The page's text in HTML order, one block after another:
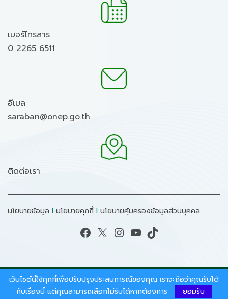
เบอร์โทรสาร
0 2265 6511
อีเมล
saraban@onep.go.th
ติดต่อเรา
นโยบายข้อมูล I นโยบายคุกกี้ I นโยบายคุ้มครองข้อมูลส่วนบุคคล
Facebook X Instagram YouTube TikTok
สงวนลิขสิทธิ์ © 2026 - สำนักงานนโยบายและแผน
ทรัพยากรธรรมชาติและสิ่งแวดล้อม.
เว็บไซต์นี้ใช้คุกกี้เพื่อปรับปรุงประสบการณ์ของคุณ เราจะถือว่าคุณรับได้
กับเรื่องนี้ แต่คุณสามารถเลือกไม่รับได้หากต้องการ
ยอมรับ